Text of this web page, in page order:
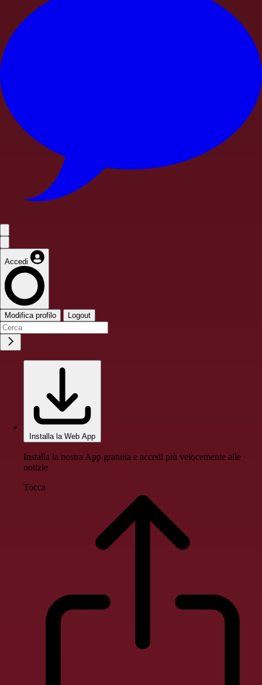
Accedi
Modifica profilo Logout
Installa la Web App
Installa la nostra App gratuita e accedi più velocemente alle
notizie
Tocca